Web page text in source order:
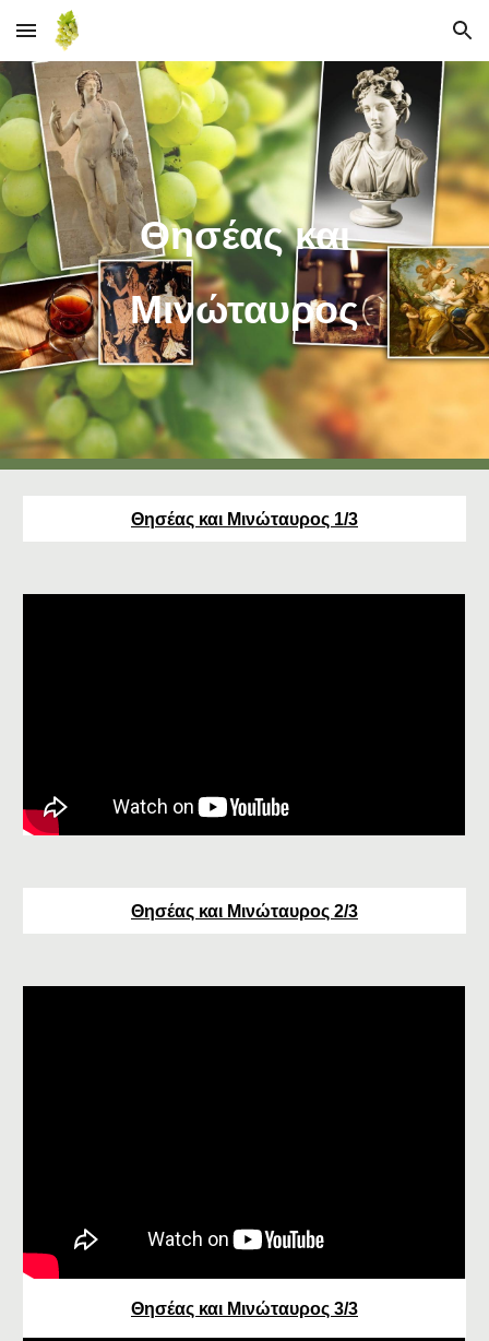
Skip to main content Skip to navigation
Θησέας και
Μινώταυρος
Θησέας και Μινώταυρος 1/3
Θησέας και Μινώταυρος 2/3
Θησέας και Μινώταυρος 3/3